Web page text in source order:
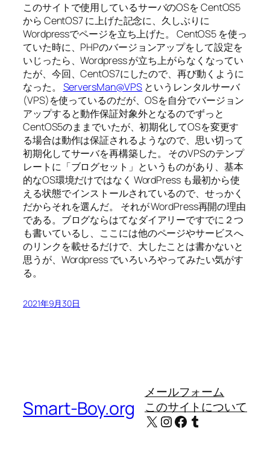
このサイトで使用しているサーバのOSを CentOS5
から CentOS7 に上げた記念に、久しぶりに
Wordpressでページを立ち上げた。 CentOS5 を使っ
ていた時に、PHPのバージョンアップをして設定を
いじったら、Wordpress が立ち上がらなくなってい
たが、今回、CentOS7にしたので、再び動くように
なった。 ServersMan@VPS というレンタルサーバ
(VPS)を使っているのだが、OSを自分でバージョン
アップすると動作保証対象外となるのでずっと
CentOS5のままでいたが、初期化してOSを変更す
る場合は動作は保証されるようなので、思い切って
初期化してサーバを再構築した。 そのVPSのテンプ
レートに「ブログセット」というものがあり、基本
的なOS環境だけではなく WordPress も最初から使
える状態でインストールされているので、せっかく
だからそれを選んだ。 それが WordPress再開の理由
である。ブログならはてなダイアリーですでに２つ
も書いているし、ここには他のページやサービスへ
のリンクを載せるだけで、大したことは書かないと
思うが、Wordpress でいろいろやってみたい気がす
る。
2021年9月30日
Smart-Boy.org
メールフォーム
このサイトについて
X Instagram
Facebook
Tumblr